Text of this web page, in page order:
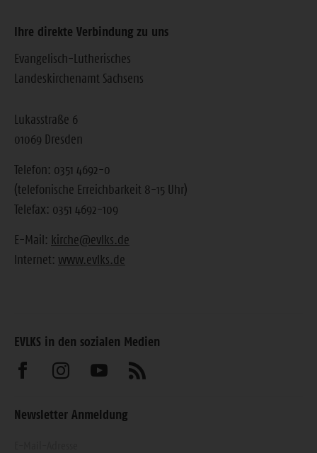
Ihre direkte Verbindung zu uns
Evangelisch-Lutherisches
Landeskirchenamt Sachsens
Lukasstraße 6
01069 Dresden
Telefon: 0351 4692-0
(telefonische Erreichbarkeit 8-15 Uhr)
Telefax: 0351 4692-109
E-Mail: kirche@evlks.de
Internet: www.evlks.de
EVLKS in den sozialen Medien
Besuchen
uns
Besuchen
uns
Besuchen
uns
Abonnieren
Newsletter Anmeldung